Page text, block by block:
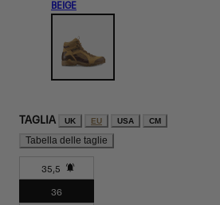
BEIGE
TAGLIA UK EU USA CM
Tabella delle taglie
35,5Variante
esaurita
36